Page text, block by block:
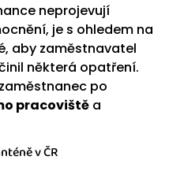
neprojevují
je s ohledem na
aby zaměstnavatel
některá opatření.
po
pracoviště a
v ČR